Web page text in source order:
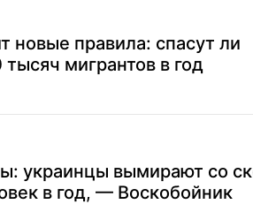
новые правила: спасут ли
мигрантов в год
украинцы вымирают со
в год, — Воскобойник